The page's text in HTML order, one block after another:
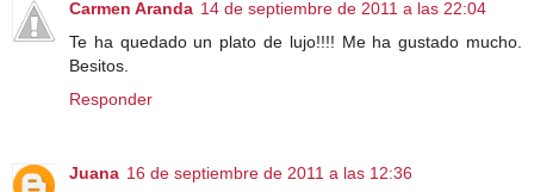
Carmen Aranda 14 de septiembre de 2011 a las 22:04
Te ha quedado un plato de lujo!!!! Me ha gustado mucho.
Besitos.
Responder
Juana 16 de septiembre de 2011 a las 12:36